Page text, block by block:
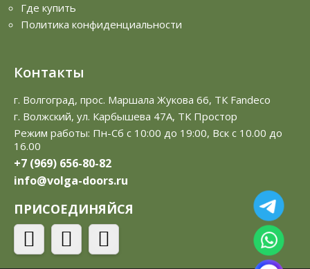
Где купить
Политика конфиденциальности
Контакты
г. Волгоград, прос. Маршала Жукова 66, ТК Fandeco
г. Волжский, ул. Карбышева 47А, ТК Простор
Режим работы: Пн-Сб с 10:00 до 19:00, Вск с 10.00 до
16.00
+7 (969) 656-80-82
info@volga-doors.ru
ПРИСОЕДИНЯЙСЯ